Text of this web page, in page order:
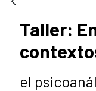
Taller:
el